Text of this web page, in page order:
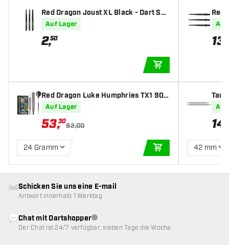
Red Dragon Joust XL Black - Dart Sha
fts
Auf Lager
2,50
Red Dragon Luke Humphries TX1 90%
- Dartpfeile
Auf Lager
53,30
82,00
24 Gramm
IN DEN
Red
Auf
13
Auf
14
42 mm
Schicken Sie uns eine E-mail
Antwort innerhalb 1 Werktag
Chat mit DartshopperKundenservice nicht verfügbar
Der Chat ist 24/7 verfügbar, sieben Tage die Woche